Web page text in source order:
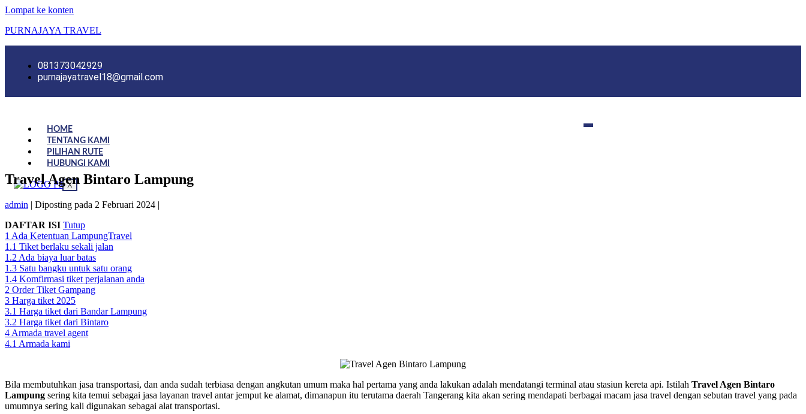
Lompat ke konten
PURNAJAYA TRAVEL
081373042929
purnajayatravel18@gmail.com
HOME
TENTANG KAMI
PILIHAN RUTE
HUBUNGI KAMI
X
Travel Agen Bintaro Lampung
admin | Diposting pada 2 Februari 2024 |
DAFTAR ISI Tutup
1 Ada Ketentuan LampungTravel
1.1 Tiket berlaku sekali jalan
1.2 Ada biaya luar batas
1.3 Satu bangku untuk satu orang
1.4 Komfirmasi tiket perjalanan anda
2 Order Tiket Gampang
3 Harga tiket 2025
3.1 Harga tiket dari Bandar Lampung
3.2 Harga tiket dari Bintaro
4 Armada travel agent
4.1 Armada kami
Bila membutuhkan jasa transportasi, dan anda sudah terbiasa dengan angkutan umum maka hal pertama yang anda lakukan adalah mendatangi terminal atau stasiun kereta api. Istilah Travel Agen Bintaro
Lampung sering kita temui sebagai jasa layanan travel antar jemput ke alamat, dimanapun itu terutama daerah Tangerang kita akan sering mendapati berbagai macam jasa travel dengan sebutan travel yang pada
umumnya sering kali digunakan sebagai alat transportasi.